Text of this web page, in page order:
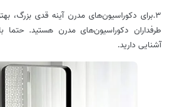
3.برای دکوراسیون‌های مدرن آینه قدی بزرگ،
طرفداران دکوراسیون‌های مدرن هستید. حتما
آشنایی دارید.